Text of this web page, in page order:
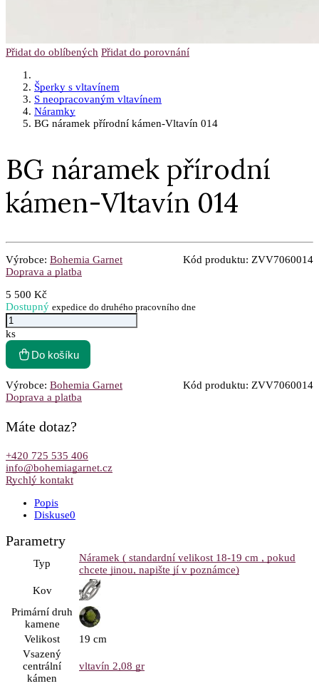
Přidat do oblíbených Přidat do porovnání
Šperky s vltavínem
S neopracovaným vltavínem
Náramky
BG náramek přírodní kámen-Vltavín 014
BG náramek přírodní
kámen-Vltavín 014
Výrobce: Bohemia Garnet Kód produktu: ZVV7060014
Doprava a platba
5 500 Kč
Dostupný expedice do druhého pracovního dne
ks
Do košíku
Výrobce: Bohemia Garnet Kód produktu: ZVV7060014
Doprava a platba
Máte dotaz?
+420 725 535 406
info@bohemiagarnet.cz
Rychlý kontakt
Popis
Diskuse0
Parametry
Typ
Náramek ( standardní velikost 18-19 cm , pokud
chcete jinou, napište jí v poznámce)
Kov
Primární druh
kamene
Velikost
19 cm
Vsazený
centrální
kámen
vltavín 2,08 gr